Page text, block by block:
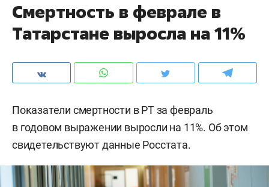
Смертность в феврале в
Татарстане выросла на 11%
Показатели смертности в РТ за февраль
в годовом выражении выросли на 11%. Об этом
свидетельствуют данные Росстата.